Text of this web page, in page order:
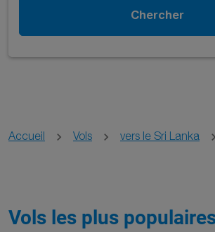
Chercher
Accueil Vols vers le Sri Lanka
Vols les plus